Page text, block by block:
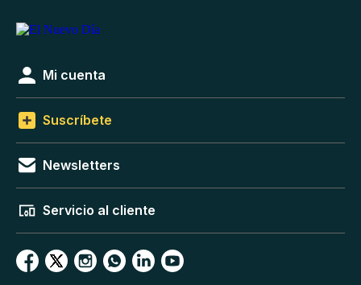
Mi cuenta
Suscríbete
Newsletters
Servicio al cliente